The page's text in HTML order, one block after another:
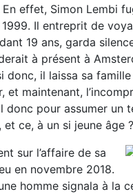
effet, Simon Lembi
Il entreprit de
19 ans, garda
à présent à
donc, il laissa sa
et maintenant,
donc pour assumer un
ce, à un si jeune âge ?
sur l’affaire de sa
en novembre 2018.
homme signala à la